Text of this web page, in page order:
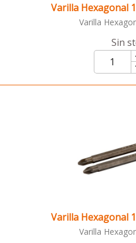
Varilla Hexagonal
Varilla
Sin
Varilla Hexagonal
Varilla